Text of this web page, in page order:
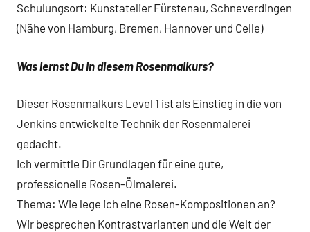
Schulungsort: Kunstatelier Fürstenau, Schneverdingen
(Nähe von Hamburg, Bremen, Hannover und Celle)
Was lernst Du in diesem Rosenmalkurs?
Dieser Rosenmalkurs Level 1 ist als Einstieg in die von
Jenkins entwickelte Technik der Rosenmalerei
gedacht.
Ich vermittle Dir Grundlagen für eine gute,
professionelle Rosen-Ölmalerei.
Thema: Wie lege ich eine Rosen-Kompositionen an?
Wir besprechen Kontrastvarianten und die Welt der